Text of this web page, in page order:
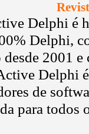
Delphi é
Delphi,
2001
Delphi
de
para todos